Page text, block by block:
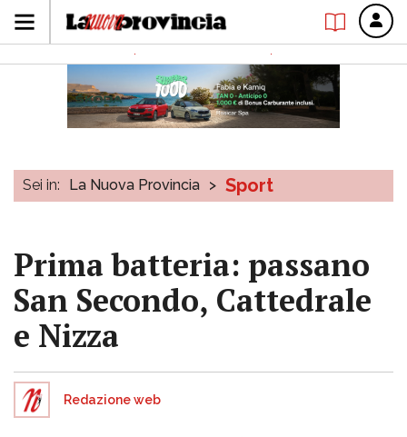
Sei in: La Nuova Provincia > Sport
Prima batteria: passano
San Secondo, Cattedrale
e Nizza
Redazione web